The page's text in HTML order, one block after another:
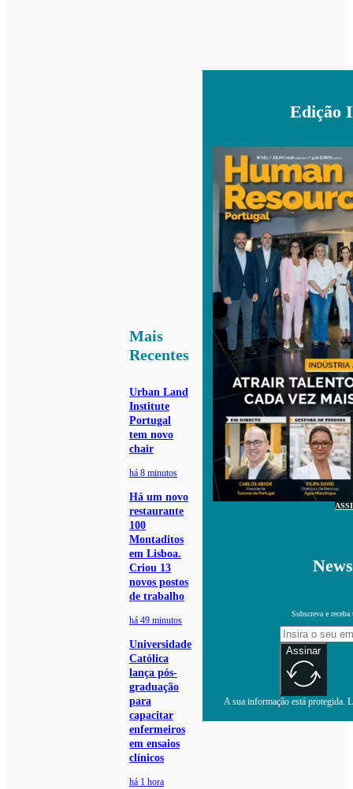
Mais
Recentes
Urban Land
Institute
Portugal
tem novo
chair
há 8 minutos
Há um novo
restaurante
100
Montaditos
em Lisboa.
Criou 13
novos postos
de trabalho
há 49 minutos
Universidade
Católica
lança pós-
graduação
para
capacitar
enfermeiros
em ensaios
clínicos
há 1 hora
Edição
Subscreva e
Assinar
A sua informação está protegida.